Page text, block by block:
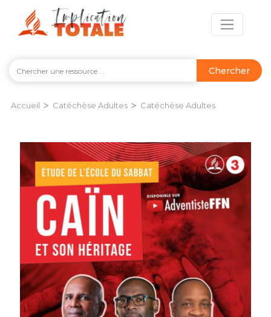
Chercher
Accueil > Catéchèse Adultes > Catéchèse Adultes